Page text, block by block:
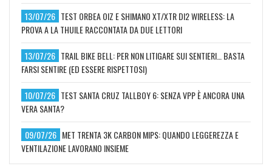
13/07/26 TEST ORBEA OIZ E SHIMANO XT/XTR DI2 WIRELESS: LA
PROVA A LA THUILE RACCONTATA DA DUE LETTORI
13/07/26 TRAIL BIKE BELL: PER NON LITIGARE SUI SENTIERI… BASTA
FARSI SENTIRE (ED ESSERE RISPETTOSI)
10/07/26 TEST SANTA CRUZ TALLBOY 6: SENZA VPP È ANCORA UNA
VERA SANTA?
09/07/26 MET TRENTA 3K CARBON MIPS: QUANDO LEGGEREZZA E
VENTILAZIONE LAVORANO INSIEME